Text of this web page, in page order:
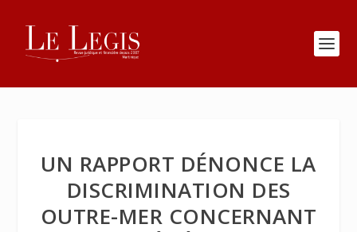
UN RAPPORT DÉNONCE LA
DISCRIMINATION DES
OUTRE-MER CONCERNANT